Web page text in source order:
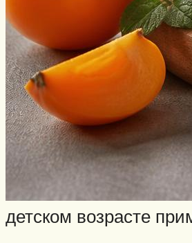
детском возрасте